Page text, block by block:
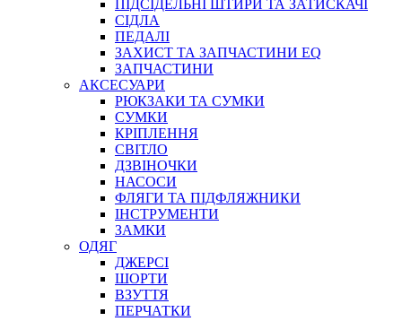
ПІДСІДЕЛЬНІ ШТИРИ ТА ЗАТИСКАЧІ
СІДЛА
ПЕДАЛІ
ЗАХИСТ ТА ЗАПЧАСТИНИ EQ
ЗАПЧАСТИНИ
АКСЕСУАРИ
РЮКЗАКИ ТА СУМКИ
СУМКИ
КРІПЛЕННЯ
СВІТЛО
ДЗВІНОЧКИ
НАСОСИ
ФЛЯГИ ТА ПІДФЛЯЖНИКИ
ІНСТРУМЕНТИ
ЗАМКИ
ОДЯГ
ДЖЕРСІ
ШОРТИ
ВЗУТТЯ
ПЕРЧАТКИ